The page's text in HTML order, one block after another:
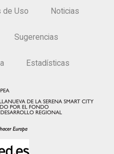
de Uso Noticias
Sugerencias
Estadísticas